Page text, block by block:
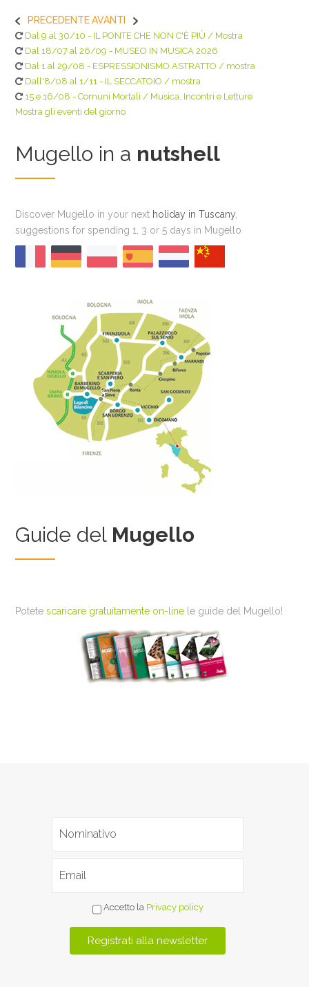
PRECEDENTE AVANTI
Dal 9 al 30/10 - IL PONTE CHE NON C'È PIÙ / Mostra
Dal 18/07 al 26/09 - MUSEO IN MUSICA 2026
Dal 1 al 29/08 - ESPRESSIONISMO ASTRATTO / mostra
Dall'8/08 al 1/11 - IL SECCATOIO / mostra
15 e 16/08 - Comuni Mortali / Musica, Incontri e Letture
Mostra gli eventi del giorno
Mugello in a nutshell
Discover Mugello in your next holiday in Tuscany
suggestions for spending 1, 3 or 5 days in Mugello
Guide del Mugello
Potetescaricare gratuitamente on-line le guide del Mugello!
Accetto la Privacy policy